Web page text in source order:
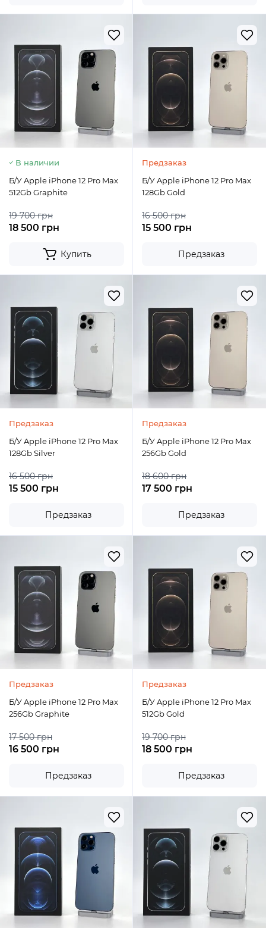
В наличии
Б/У Apple iPhone 12 Pro Max
512Gb Graphite
19 700 грн
18 500 грн
Купить
Предзаказ
Б/У Apple iPhone 12 Pro Max
128Gb Gold
16 500 грн
15 500 грн
Предзаказ
Предзаказ
Б/У Apple iPhone 12 Pro Max
128Gb Silver
16 500 грн
15 500 грн
Предзаказ
Предзаказ
Б/У Apple iPhone 12 Pro Max
256Gb Gold
18 600 грн
17 500 грн
Предзаказ
Предзаказ
Б/У Apple iPhone 12 Pro Max
256Gb Graphite
17 500 грн
16 500 грн
Предзаказ
Предзаказ
Б/У Apple iPhone 12 Pro Max
512Gb Gold
19 700 грн
18 500 грн
Предзаказ